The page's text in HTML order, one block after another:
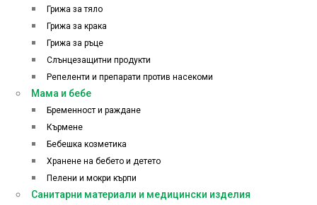
Грижа за тяло
Грижа за крака
Грижа за ръце
Слънцезащитни продукти
Репеленти и препарати против насекоми
Мама и бебе
Бременност и раждане
Кърмене
Бебешка козметика
Хранене на бебето и детето
Пелени и мокри кърпи
Санитарни материали и медицински изделия